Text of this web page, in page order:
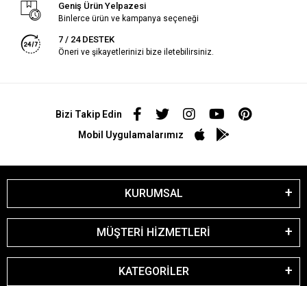
Geniş Ürün Yelpazesi
Binlerce ürün ve kampanya seçeneği
7 / 24 DESTEK
Öneri ve şikayetlerinizi bize iletebilirsiniz.
Bizi Takip Edin
Mobil Uygulamalarımız
KURUMSAL
MÜŞTERİ HİZMETLERİ
KATEGORİLER